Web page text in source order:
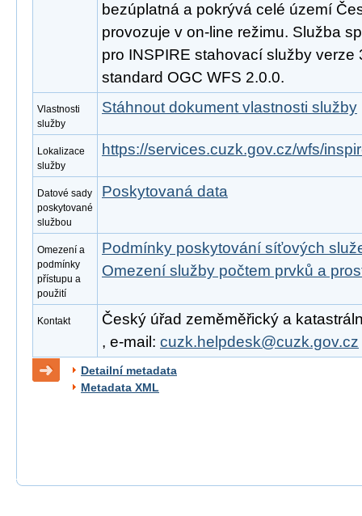
bezúplatná a pokrývá celé území
provozuje v on-line režimu. Služba
pro INSPIRE stahovací služby verze
standard OGC WFS 2.0.0.
Vlastnosti
služby
Stáhnout dokument vlastnosti služby
Lokalizace
služby
https://services.cuzk.gov.cz/wfs/
Datové sady
poskytované
službou
Poskytovaná data
Omezení a
podmínky
přístupu a
použití
Podmínky poskytování síťových
Omezení služby počtem prvků a
Kontakt
Český úřad zeměměřický a
, e-mail: cuzk.helpdesk@cuzk.gov.cz
Detailní metadata
Metadata XML